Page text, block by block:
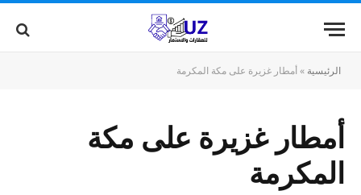
الرئيسية » أمطار غزيرة على مكة المكرمة
أمطار غزيرة على مكة
المكرمة